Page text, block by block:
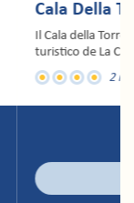
del porticciolo